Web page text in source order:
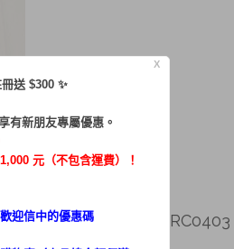
金氏日常 / 體驗 MG-RC0403
X
送 $300 ✨
有新朋友專屬優惠。
元（不包含運費）！
迎信中的優惠碼